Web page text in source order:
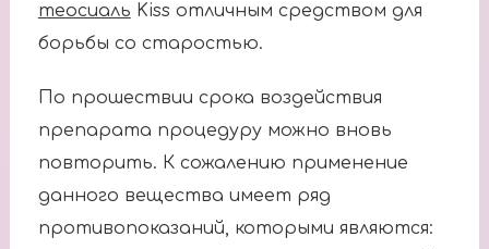
теосиаль Kiss отличным средством для
борьбы со старостью.
По прошествии срока воздействия
препарата процедуру можно вновь
повторить. К сожалению применение
данного вещества имеет ряд
противопоказаний, которыми являются: